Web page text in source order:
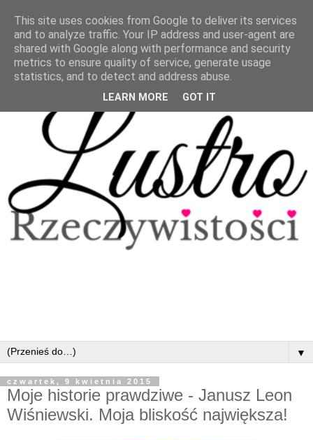
▼
czwartek, 9 kwietnia 2015
Moje historie prawdziwe - Janusz Leon
Wiśniewski. Moja bliskość największa!
This site uses cookies from Google to deliver its services
and to analyze traffic. Your IP address and user-agent are
shared with Google along with performance and security
metrics to ensure quality of service, generate usage
statistics, and to detect and address abuse.
LEARN MORE GOT IT